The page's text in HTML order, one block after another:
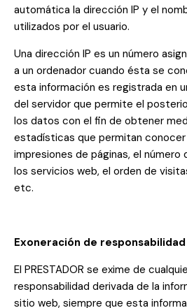
automática la dirección IP y el
utilizados por el usuario.
Una dirección IP es un número
a un ordenador cuando ésta se
esta información es registrada en
del servidor que permite el
los datos con el fin de obtener
estadísticas que permitan conocer
impresiones de páginas, el número
los servicios web, el orden de
etc.
Exoneración de responsabilidad
El PRESTADOR se exime de
responsabilidad derivada de la
sitio web, siempre que esta